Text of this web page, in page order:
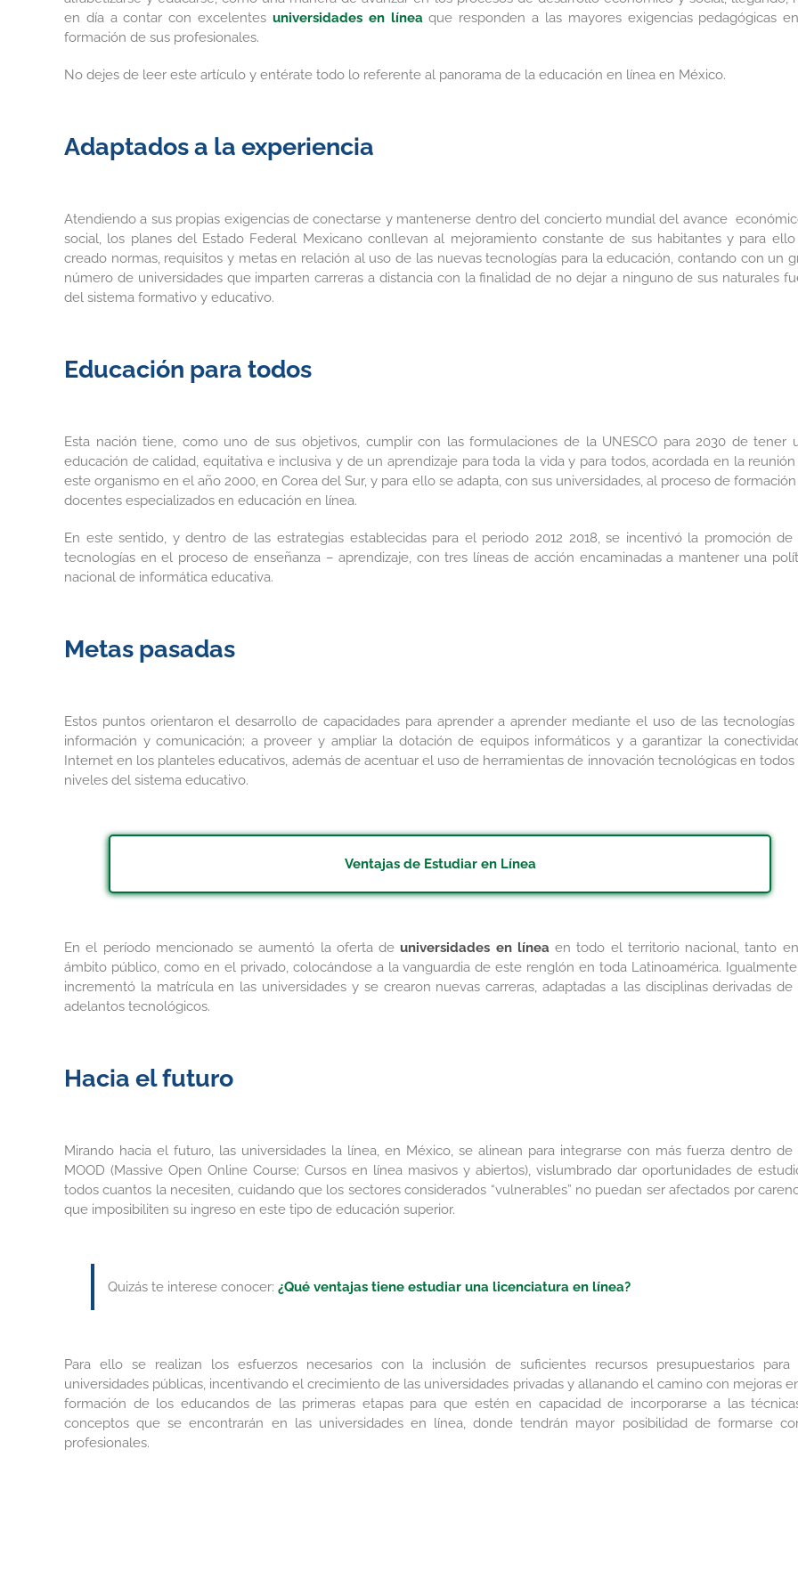
en día a contar con excelentes universidades en líneaque responden a las mayores exigencias pedagógicas
formación de sus profesionales.
No dejes de leer este artículo y entérate todo lo referente al panorama de la educación en línea en México.
Adaptados a la experiencia
Atendiendo a sus propias exigencias de conectarse y mantenerse dentro del concierto mundial del avance
social, los planes del Estado Federal Mexicano conllevan al mejoramiento constante de sus habitantes y para
creado normas, requisitos y metas en relación al uso de las nuevas tecnologías para la educación, contando con un
número de universidades que imparten carreras a distancia con la finalidad de no dejar a ninguno de sus naturales
del sistema formativo y educativo.
Educación para todos
Esta nación tiene, como uno de sus objetivos, cumplir con las formulaciones de la UNESCO para 2030 de tener
educación de calidad, equitativa e inclusiva y de un aprendizaje para toda la vida y para todos, acordada en la
este organismo en el año 2000, en Corea del Sur, y para ello se adapta, con sus universidades, al proceso de
docentes especializados en educación en línea.
En este sentido, y dentro de las estrategias establecidas para el periodo 2012 2018, se incentivó la promoción de
tecnologías en el proceso de enseñanza – aprendizaje, con tres líneas de acción encaminadas a mantener una
nacional de informática educativa.
Metas pasadas
Estos puntos orientaron el desarrollo de capacidades para aprender a aprender mediante el uso de las
información y comunicación; a proveer y ampliar la dotación de equipos informáticos y a garantizar la
Internet en los planteles educativos, además de acentuar el uso de herramientas de innovación tecnológicas en todos
niveles del sistema educativo.
Ventajas de Estudiar en Línea
En el período mencionado se aumentó la oferta deuniversidades en línea en todo el territorio nacional, tanto
ámbito público, como en el privado, colocándose a la vanguardia de este renglón en toda Latinoamérica.
incrementó la matrícula en las universidades y se crearon nuevas carreras, adaptadas a las disciplinas derivadas de
adelantos tecnológicos.
Hacia el futuro
Mirando hacia el futuro, las universidades la línea, en México, se alinean para integrarse con más fuerza dentro de
MOOD (Massive Open Online Course; Cursos en línea masivos y abiertos), vislumbrado dar oportunidades de
todos cuantos la necesiten, cuidando que los sectores considerados “vulnerables” no puedan ser afectados por
que imposibiliten su ingreso en este tipo de educación superior.
Quizás te interese conocer: ¿Qué ventajas tiene estudiar una licenciatura en línea?
Para ello se realizan los esfuerzos necesarios con la inclusión de suficientes recursos presupuestarios para
universidades públicas, incentivando el crecimiento de las universidades privadas y allanando el camino con mejoras
formación de los educandos de las primeras etapas para que estén en capacidad de incorporarse a las
conceptos que se encontrarán en las universidades en línea, donde tendrán mayor posibilidad de formarse
profesionales.